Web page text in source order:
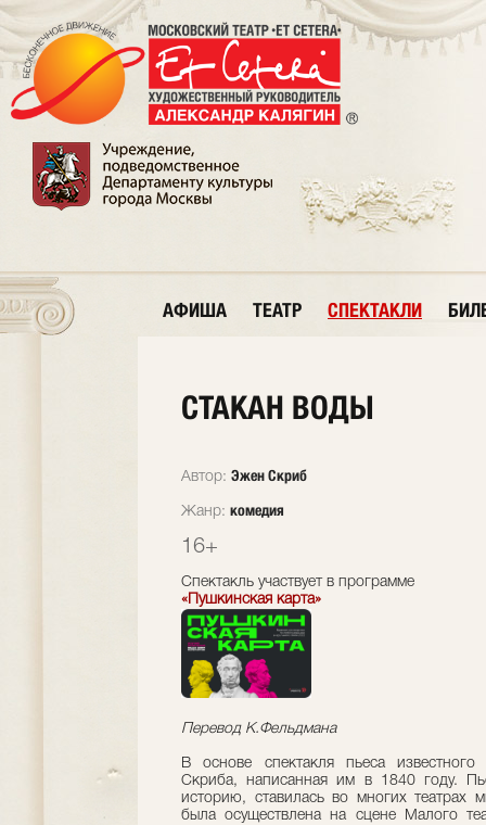
АФИША ТЕАТР СПЕКТАКЛИ
СТАКАН ВОДЫ
Автор: Эжен Скриб
Жанр: комедия
16+
Спектакль участвует в программе
«Пушкинская карта»
Перевод К.Фельдмана
В основе спектакля пьеса
Скриба, написанная им в 1840 году.
историю, ставилась во многих театрах
была осуществлена на сцене Малого